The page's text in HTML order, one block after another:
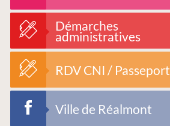
Démarches
administratives
RDV CNI / Passeport
Ville de Réalmont